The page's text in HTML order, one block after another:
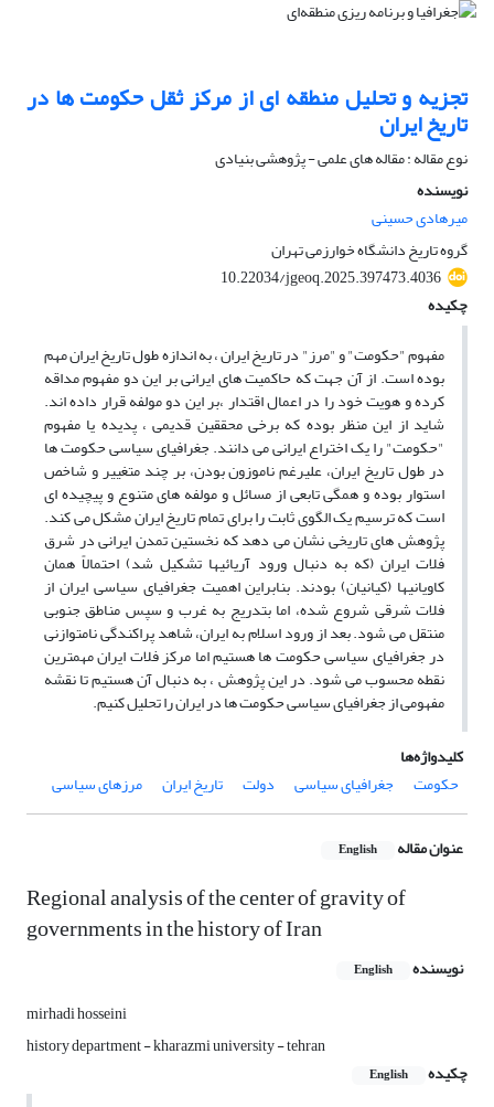
تجزیه و تحلیل منطقه ای از مرکز ثقل حکومت ها در
تاریخ ایران
نوع مقاله : مقاله های علمی - پژوهشی بنیادی
نویسنده
میرهادی حسینی
گروه تاریخ دانشگاه خوارزمی تهران
10.22034/jgeoq.2025.397473.4036
چکیده
مفهوم "حکومت" و "مرز" در تاریخ ایران ، به اندازه طول تاریخ ایران مهم
بوده است. از آن جهت که حاکمیت های ایرانی بر این دو مفهوم مداقه
کرده و هویت خود را در اعمال اقتدار ،بر این دو مولفه قرار داده اند.
شاید از این منظر بوده که برخی محققین قدیمی ، پدیده یا مفهوم
"حکومت" را یک اختراع ایرانی می دانند. جغرافیای سیاسی حکومت ها
در طول تاریخ ایران، علیرغم ناموزون بودن، بر چند متغییر و شاخص
استوار بوده و همگی تابعی از مسائل و مولفه های متنوع و پیچیده ای
است که ترسیم یک الگوی ثابت را برای تمام تاریخ ایران مشکل می کند.
پژوهش های تاریخی نشان می دهد که نخستین تمدن ایرانی در شرق
فلات ایران (که به دنبال ورود آریائیها تشکیل شد) احتمالاً همان
کاویانیها (کیانیان) بودند. بنابراین اهمیت جغرافیای سیاسی ایران از
فلات شرقی شروع شده، اما بتدریج به غرب و سپس مناطق جنوبی
منتقل می شود. بعد از ورود اسلام به ایران، شاهد پراکندگی نامتوازنی
در جغرافیای سیاسی حکومت ها هستیم اما مرکز فلات ایران مهمترین
نقطه محسوب می شود. در این پژوهش ، به دنبال آن هستیم تا نقشه
مفهومی از جغرافیای سیاسی حکومت ها در ایران را تحلیل کنیم.
کلیدواژه‌ها
حکومت
جغرافیای سیاسی دولت تاریخ ایران مرزهای سیاسی
عنوان مقاله English
Regional analysis of the center of gravity of
governments in the history of Iran
نویسنده English
mirhadi hosseini
history department - kharazmi university - tehran
چکیده
English